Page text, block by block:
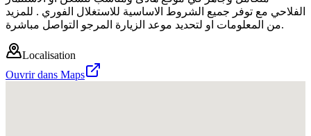
الفلاحي مع توفر جميع الشروط الاساسية للاستغلال الفوري . للمزيد
من المعلومات او لتحديد موعد الزيارة المرجو التواصل مباشرة.
Localisation
Ouvrir dans Maps